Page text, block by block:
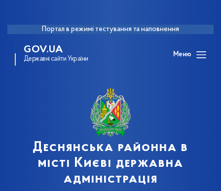
Портал в режимі тестування та наповнення
GOV.UA
Державні сайти України
Меню
Деснянська районна в
місті Києві державна
адміністрація